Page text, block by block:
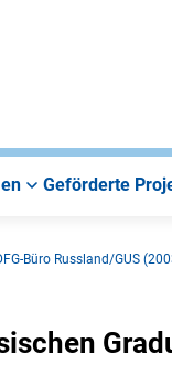
Geförderte
Büro Russland/GUS